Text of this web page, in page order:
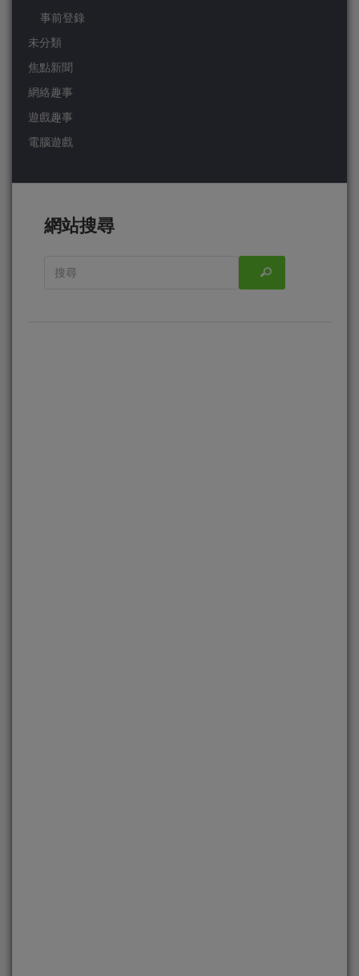
事前登錄
未分類
焦點新聞
網絡趣事
遊戲趣事
電腦遊戲
網站搜尋